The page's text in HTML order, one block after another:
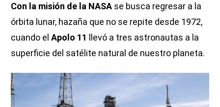
Con la misión de la NASA se busca regresar a la
órbita lunar, hazaña que no se repite desde 1972,
cuando elApolo 11 llevó a tres astronautas a la
superficie del satélite natural de nuestro planeta.